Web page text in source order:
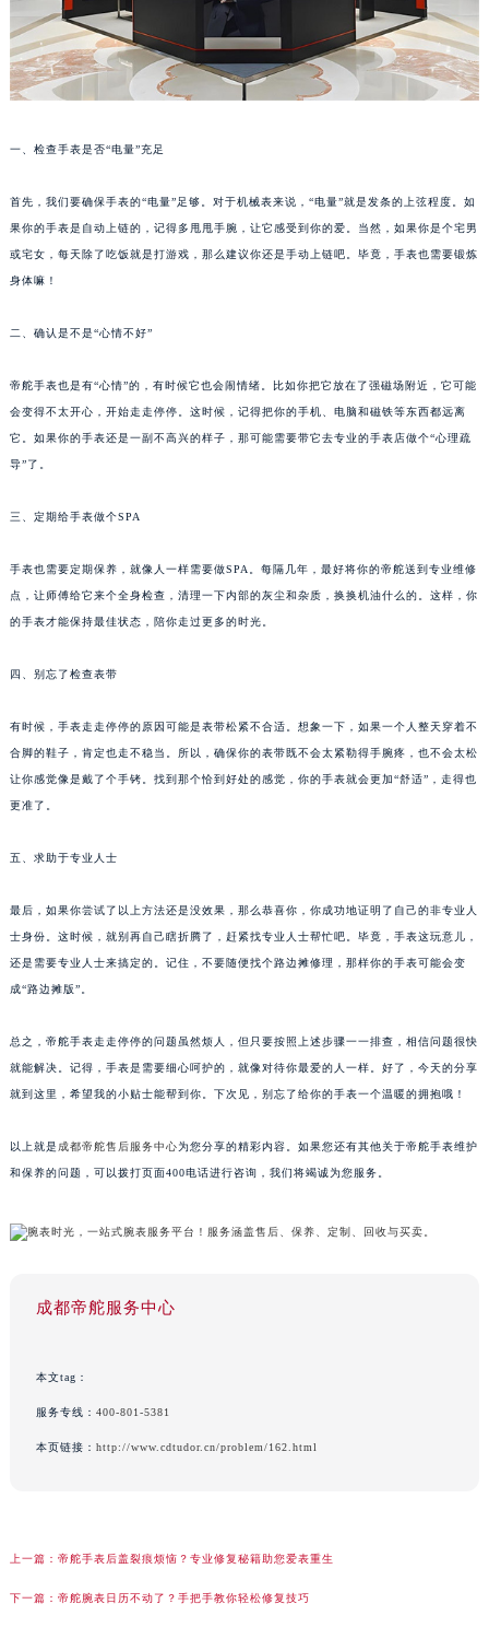
一、检查手表是否“电量”充足
首先，我们要确保手表的“电量”足够。对于机械表来说，“电量”就是发条的上弦程度。如
果你的手表是自动上链的，记得多甩甩手腕，让它感受到你的爱。当然，如果你是个宅男
或宅女，每天除了吃饭就是打游戏，那么建议你还是手动上链吧。毕竟，手表也需要锻炼
身体嘛！
二、确认是不是“心情不好”
帝舵手表也是有“心情”的，有时候它也会闹情绪。比如你把它放在了强磁场附近，它可能
会变得不太开心，开始走走停停。这时候，记得把你的手机、电脑和磁铁等东西都远离
它。如果你的手表还是一副不高兴的样子，那可能需要带它去专业的手表店做个“心理疏
导”了。
三、定期给手表做个SPA
手表也需要定期保养，就像人一样需要做SPA。每隔几年，最好将你的帝舵送到专业维修
点，让师傅给它来个全身检查，清理一下内部的灰尘和杂质，换换机油什么的。这样，你
的手表才能保持最佳状态，陪你走过更多的时光。
四、别忘了检查表带
有时候，手表走走停停的原因可能是表带松紧不合适。想象一下，如果一个人整天穿着不
合脚的鞋子，肯定也走不稳当。所以，确保你的表带既不会太紧勒得手腕疼，也不会太松
让你感觉像是戴了个手铐。找到那个恰到好处的感觉，你的手表就会更加“舒适”，走得也
更准了。
五、求助于专业人士
最后，如果你尝试了以上方法还是没效果，那么恭喜你，你成功地证明了自己的非专业人
士身份。这时候，就别再自己瞎折腾了，赶紧找专业人士帮忙吧。毕竟，手表这玩意儿，
还是需要专业人士来搞定的。记住，不要随便找个路边摊修理，那样你的手表可能会变
成“路边摊版”。
总之，帝舵手表走走停停的问题虽然烦人，但只要按照上述步骤一一排查，相信问题很快
就能解决。记得，手表是需要细心呵护的，就像对待你最爱的人一样。好了，今天的分享
就到这里，希望我的小贴士能帮到你。下次见，别忘了给你的手表一个温暖的拥抱哦！
以上就是 成都帝舵售后服务中心为您分享的精彩内容。如果您还有其他关于帝舵手表维护
和保养的问题，可以拨打页面400电话进行咨询，我们将竭诚为您服务。
成都帝舵服务中心
本文tag：
服务专线： 400-801-5381
本页链接： http://www.cdtudor.cn/problem/162.html
上一篇： 帝舵手表后盖裂痕烦恼？专业修复秘籍助您爱表重生
下一篇： 帝舵腕表日历不动了？手把手教你轻松修复技巧